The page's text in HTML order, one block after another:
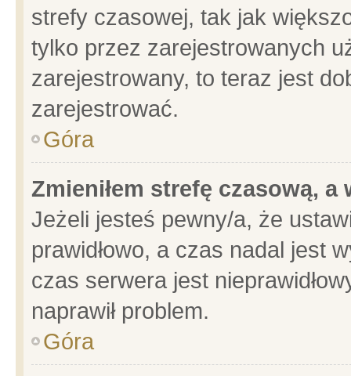
strefy czasowej, tak jak
tylko przez zarejestrowanych
zarejestrowany, to teraz jest
zarejestrować.
Góra
Zmieniłem strefę czasową,
Jeżeli jesteś pewny/a, że
prawidłowo, a czas nadal jest
czas serwera jest
naprawił problem.
Góra